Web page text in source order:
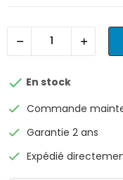
 En stock
check Commande
check Garantie 2 ans
check Expédié